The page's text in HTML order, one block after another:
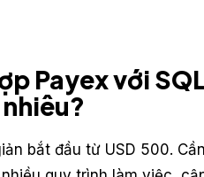
Payex với
bắt đầu từ USD 500.